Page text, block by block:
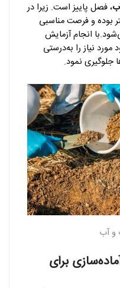
، فصل پاییز است. زیرا در
بوده و فرصت مناسبی
انجام آزمایش
نیاز را به‌درستی
جلوگیری نمود.
و آب
برای